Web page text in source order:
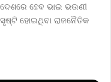
ହେବ ଭାଇ ଭଉଣୀ
ହୋଇଥିବା ରାଜନୈତିକ